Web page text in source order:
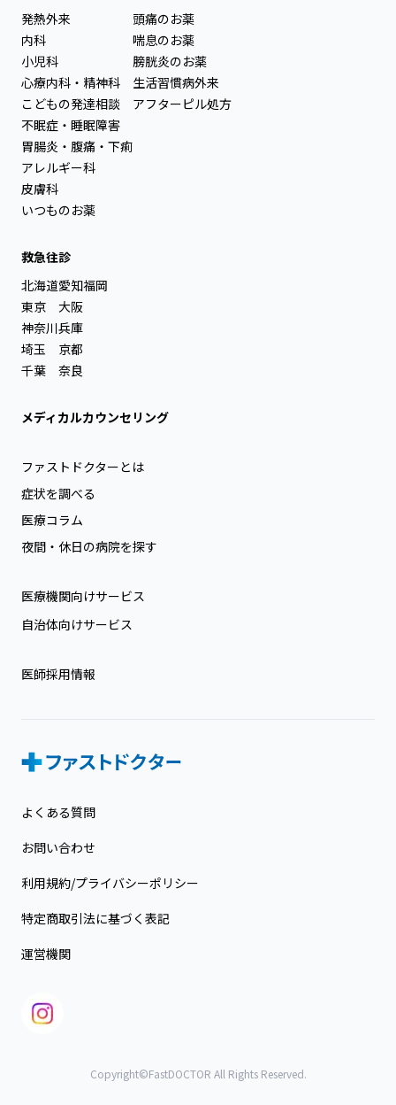
発熱外来
内科
小児科
心療内科・精神科
こどもの発達相談
不眠症・睡眠障害
胃腸炎・腹痛・下痢
アレルギー科
皮膚科
いつものお薬
頭痛のお薬
喘息のお薬
膀胱炎のお薬
生活習慣病外来
アフターピル処方
救急往診
北海道
東京
神奈川
埼玉
千葉
愛知
大阪
兵庫
京都
奈良
福岡
メディカルカウンセリング
ファストドクターとは
症状を調べる
医療コラム
夜間・休日の病院を探す
医療機関向けサービス
自治体向けサービス
医師採用情報
よくある質問
お問い合わせ
利用規約/プライバシーポリシー
特定商取引法に基づく表記
運営機関
Copyright©FastDOCTOR All Rights Reserved.